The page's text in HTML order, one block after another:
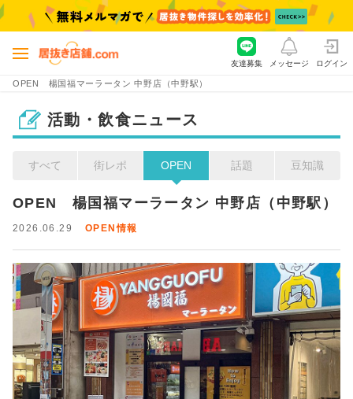
OPEN 楊国福マーラータン 中野店（中野駅）
友達募集 メッセージ ログイン
活動・飲食ニュース
すべて 街レポ OPEN 話題 豆知識
OPEN　楊国福マーラータン 中野店（中野駅）
2026.06.29 OPEN情報